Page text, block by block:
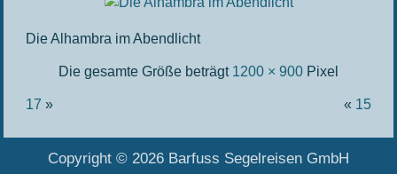
Die Alhambra im Abendlicht
Die gesamte Größe beträgt 1200 × 900 Pixel
17 » « 15
Copyright © 2026 Barfuss Segelreisen GmbH